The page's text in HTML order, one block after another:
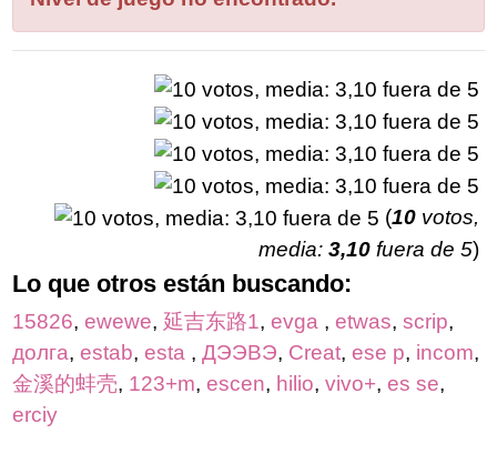
rompecabezas:
(10 votos,
media: 3,10 fuera de 5)
Lo que otros están buscando:
15826, ewewe, 延吉东路1, evga , etwas, scrip,
долга, estab, esta , ДЭЭВЭ, Creat, ese p, incom,
金溪的蚌壳, 123+m, escen, hilio, vivo+, es se,
erciy